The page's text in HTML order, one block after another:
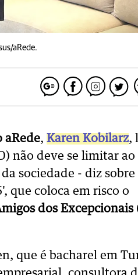
aRede.
aRede, Karen Kobilarz,
não deve se limitar
sociedade - diz sobre
que coloca em risco o
dos Excepcionais
que é bacharel em